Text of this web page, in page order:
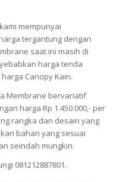
mempunyai
tergantung dengan
saat ini masih di
harga tenda
Canopy Kain.
Membrane bervariatif
harga Rp 1.450.000,- per
rangka dan desain yang
bahan yang sesuai
seindah mungkin.
081212887801.